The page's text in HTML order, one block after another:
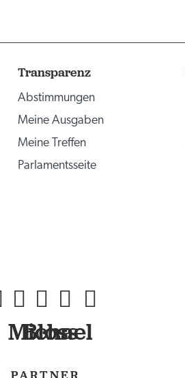
Transparenz
Abstimmungen
Meine Ausgaben
Meine Treffen
Parlamentsseite
PARTNER